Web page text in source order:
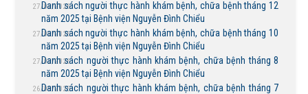
27/02/2026
Danh sách người thực hành khám bệnh, chữa bệnh tháng 12
năm 2025 tại Bệnh viện Nguyễn Đình Chiểu
27/02/2026
Danh sách người thực hành khám bệnh, chữa bệnh tháng 10
năm 2025 tại Bệnh viện Nguyễn Đình Chiểu
27/02/2026
Danh sách người thực hành khám bệnh, chữa bệnh tháng 8
năm 2025 tại Bệnh viện Nguyễn Đình Chiểu
26/09/2025
Danh sách người thực hành khám bệnh, chữa bệnh tháng 7